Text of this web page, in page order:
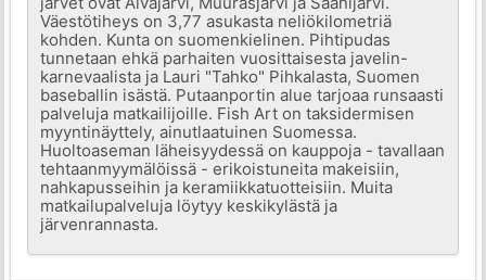
Väestötiheys on 3,77 asukasta neliökilometriä
kohden. Kunta on suomenkielinen. Pihtipudas
tunnetaan ehkä parhaiten vuosittaisesta javelin-
karnevaalista ja Lauri "Tahko" Pihkalasta, Suomen
baseballin isästä. Putaanportin alue tarjoaa runsaasti
palveluja matkailijoille. Fish Art on taksidermisen
myyntinäyttely, ainutlaatuinen Suomessa.
Huoltoaseman läheisyydessä on kauppoja - tavallaan
tehtaanmyymälöissä - erikoistuneita makeisiin,
nahkapusseihin ja keramiikkatuotteisiin. Muita
matkailupalveluja löytyy keskikylästä ja
järvenrannasta.